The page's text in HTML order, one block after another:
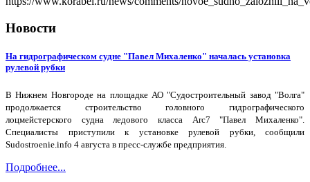
Новости
На гидрографическом судне "Павел Михаленко" началась установка
рулевой рубки
В Нижнем Новгороде на площадке АО "Судостроительный завод "Волга"
продолжается строительство головного гидрографического
лоцмейстерского судна ледового класса Arc7 "Павел Михаленко".
Специалисты приступили к установке рулевой рубки, сообщили
Sudostroenie.info 4 августа в пресс-службе предприятия.
Подробнее...